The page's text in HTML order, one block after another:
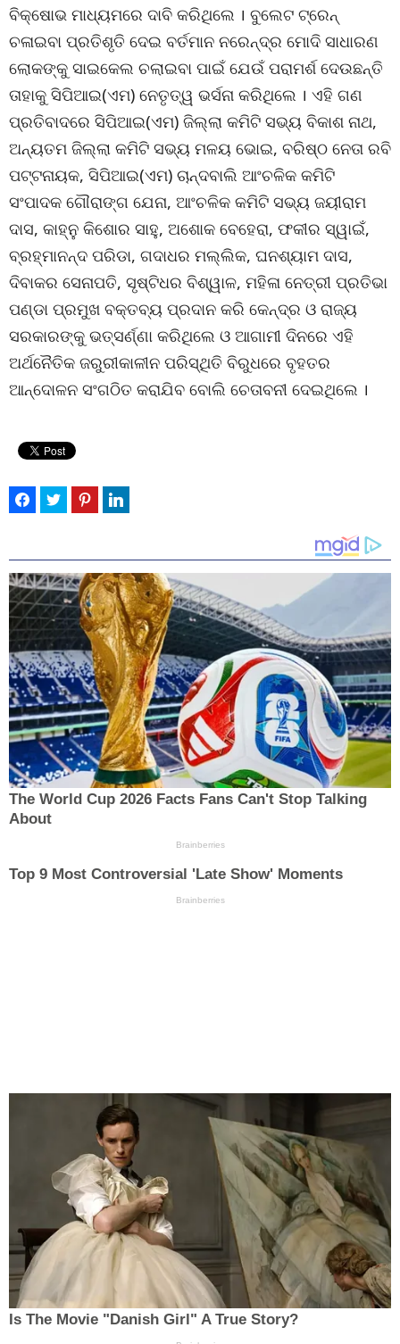
ବିକ୍ଷୋଭ ମାଧ୍ୟମରେ ଦାବି କରିଥିଲେ । ବୁଲେଟ ଟ୍ରେନ୍
ଚଳାଇବା ପ୍ରତିଶୃତି ଦେଇ ବର୍ତମାନ ନରେନ୍ଦ୍ର ମୋଦି ସାଧାରଣ
ଲୋକଙ୍କୁ ସାଇକେଲ ଚଲାଇବା ପାଇଁ ଯେଉଁ ପରାମର୍ଶ ଦେଉଛନ୍ତି
ତାହାକୁ ସିପିଆଇ(ଏମ) ନେତୃତ୍ୱ ଭର୍ସନା କରିଥିଲେ । ଏହି ଗଣ
ପ୍ରତିବାଦରେ ସିପିଆଇ(ଏମ) ଜିଲ୍ଲା କମିଟି ସଭ୍ୟ ବିକାଶ ନାଥ,
ଅନ୍ୟତମ ଜିଲ୍ଲା କମିଟି ସଭ୍ୟ ମଳୟ ଭୋଇ, ବରିଷ୍ଠ ନେତା ରବି
ପଟ୍ଟନାୟକ, ସିପିଆଇ(ଏମ) ଚାନ୍ଦବାଲି ଆଂଚଳିକ କମିଟି
ସଂପାଦକ ଗୌରାଙ୍ଗ ଯେନା, ଆଂଚଳିକ କମିଟି ସଭ୍ୟ ଜୟୀରାମ
ଦାସ, କାହ୍ନୁ କିଶୋର ସାହୁ, ଅଶୋକ ବେହେରା, ଫକୀର ସ୍ୱାଇଁ,
ବ୍ରହ୍ମାନନ୍ଦ ପରିଡା, ଗଦାଧର ମଲ୍ଲିକ, ଘନଶ୍ୟାମ ଦାସ,
ଦିବାକର ସେନାପତି, ସୃଷ୍ଟିଧର ବିଶ୍ୱାଳ, ମହିଳା ନେତ୍ରୀ ପ୍ରତିଭା
ପଣ୍ଡା ପ୍ରମୁଖ ବକ୍ତବ୍ୟ ପ୍ରଦାନ କରି କେନ୍ଦ୍ର ଓ ରାଜ୍ୟ
ସରକାରଙ୍କୁ ଭତ୍ସର୍ଣ୍ଣା କରିଥିଲେ ଓ ଆଗାମୀ ଦିନରେ ଏହି
ଅର୍ଥନୈତିକ ଜରୁରୀକାଳୀନ ପରିସ୍ଥିତି ବିରୁଧରେ ବୃହତର
ଆନ୍ଦୋଳନ ସଂଗଠିତ କରାଯିବ ବୋଲି ଚେତାବନୀ ଦେଇଥିଲେ ।